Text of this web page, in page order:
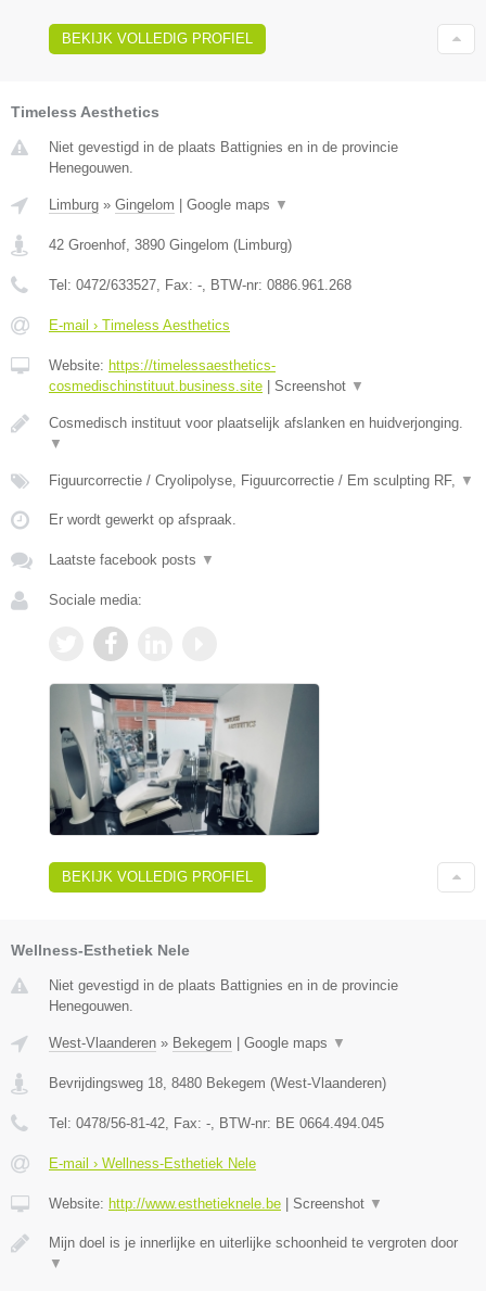
BEKIJK VOLLEDIG PROFIEL
Timeless Aesthetics
Niet gevestigd in de plaats Battignies en in de provincie
Henegouwen.
Limburg » Gingelom Google maps ▼
42 Groenhof, 3890 Gingelom (Limburg)
Tel: 0472/633527, Fax: -, BTW-nr: 0886.961.268
E-mail › Timeless Aesthetics
Website: https://timelessaesthetics-
cosmedischinstituut.business.site
Screenshot ▼
Cosmedisch instituut voor plaatselijk afslanken en huidverjonging.
▼
Figuurcorrectie / Cryolipolyse, Figuurcorrectie / Em sculpting RF, ▼
Er wordt gewerkt op afspraak.
Laatste facebook posts ▼
Sociale media:
BEKIJK VOLLEDIG PROFIEL
Wellness-Esthetiek Nele
Niet gevestigd in de plaats Battignies en in de provincie
Henegouwen.
West-Vlaanderen » Bekegem Google maps ▼
Bevrijdingsweg 18, 8480 Bekegem (West-Vlaanderen)
Tel: 0478/56-81-42, Fax: -, BTW-nr: BE 0664.494.045
E-mail › Wellness-Esthetiek Nele
Website: http://www.esthetieknele.be Screenshot ▼
Mijn doel is je innerlijke en uiterlijke schoonheid te vergroten door
▼